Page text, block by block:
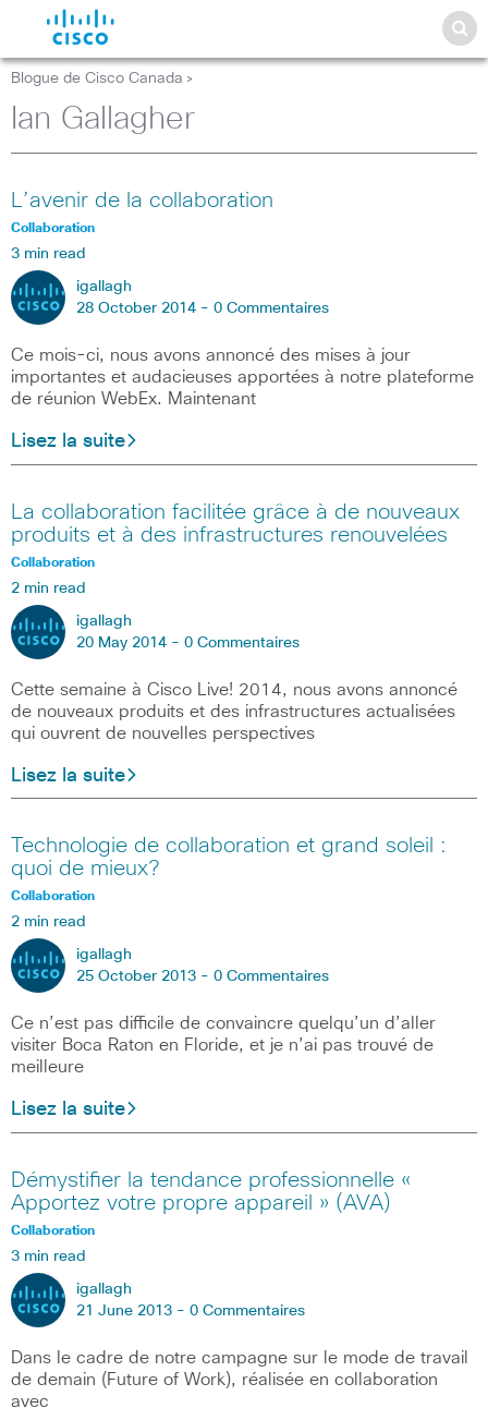
Blogue de Cisco Canada >
Ian Gallagher
L’avenir de la collaboration
Collaboration
3 min read
igallagh
28 October 2014 - 0 Commentaires
Ce mois-ci, nous avons annoncé des mises à jour
importantes et audacieuses apportées à notre plateforme
de réunion WebEx. Maintenant
Lisez la suite
La collaboration facilitée grâce à de nouveaux
produits et à des infrastructures renouvelées
Collaboration
2 min read
igallagh
20 May 2014 - 0 Commentaires
Cette semaine à Cisco Live! 2014, nous avons annoncé
de nouveaux produits et des infrastructures actualisées
qui ouvrent de nouvelles perspectives
Lisez la suite
Technologie de collaboration et grand soleil :
quoi de mieux?
Collaboration
2 min read
igallagh
25 October 2013 - 0 Commentaires
Ce n’est pas difficile de convaincre quelqu’un d’aller
visiter Boca Raton en Floride, et je n’ai pas trouvé de
meilleure
Lisez la suite
Démystifier la tendance professionnelle «
Apportez votre propre appareil » (AVA)
Collaboration
3 min read
igallagh
21 June 2013 - 0 Commentaires
Dans le cadre de notre campagne sur le mode de travail
de demain (Future of Work), réalisée en collaboration
avec